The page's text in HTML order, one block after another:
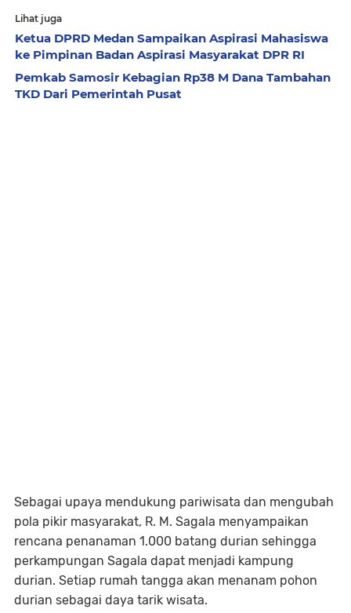
Lihat juga
Ketua DPRD Medan Sampaikan Aspirasi Mahasiswa
ke Pimpinan Badan Aspirasi Masyarakat DPR RI
Pemkab Samosir Kebagian Rp38 M Dana Tambahan
TKD Dari Pemerintah Pusat
Sebagai upaya mendukung pariwisata dan mengubah
pola pikir masyarakat, R. M. Sagala menyampaikan
rencana penanaman 1.000 batang durian sehingga
perkampungan Sagala dapat menjadi kampung
durian. Setiap rumah tangga akan menanam pohon
durian sebagai daya tarik wisata.